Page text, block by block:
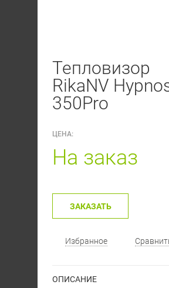
Тепловизор
RikaNV
350Pro
ЦЕНА:
На заказ
ЗАКАЗАТЬ
Избранное
ОПИСАНИЕ